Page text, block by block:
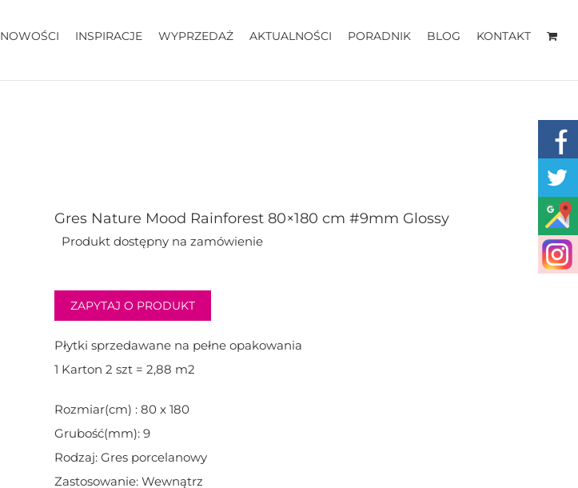
NOWOŚCI INSPIRACJE WYPRZEDAŻ AKTUALNOŚCI PORADNIK BLOG KONTAKT
Gres Nature Mood Rainforest 80×180 cm #9mm Glossy
Produkt dostępny na zamówienie
ZAPYTAJ O PRODUKT
Płytki sprzedawane na pełne opakowania
1 Karton 2 szt = 2,88 m2
Rozmiar(cm) : 80 x 180
Grubość(mm): 9
Rodzaj: Gres porcelanowy
Zastosowanie: Wewnątrz